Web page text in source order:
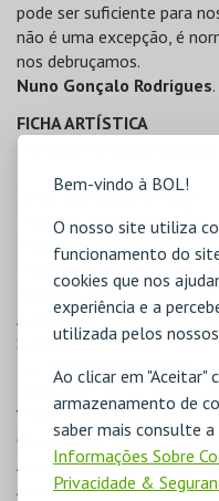
Bem-vindo à BOL!
O nosso site utiliza
funcionamento do
cookies que nos
experiência e a
utilizada pelos
Ao clicar em "Aceitar"
armazenamento de
saber mais consulte a
Informações Sobre
Privacidade &
pode ser suficiente para
não é uma excepção, é
nos debruçamos.
Nuno Gonçalo Rodrigues.
FICHA ARTÍSTICA
Texto JAMIE ARMITAGE
TraduçãoJOANA FRAZÃO
EncenaçãoNUNO
Interpretação
AMÉRICO
FRANKEL Cenografia e
Assistência de Cenografia
SomANDRÉ PIRES
PEDRO DOMINGOS
LUCAS
VídeoNUNO BARROCA
Operação de vídeoDIANA
Assistência de encenação
ApoioCLUBE ORIENTAL